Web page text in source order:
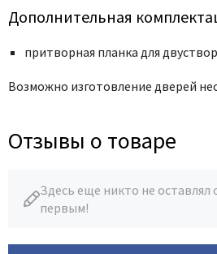
Дополнительная
притворная планка для
Возможно изготовление дверей
Отзывы о товаре
Здесь еще никто не оставлял
первым!